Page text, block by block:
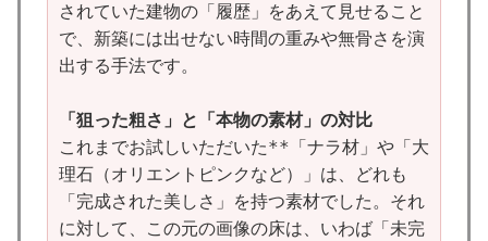
されていた建物の「履歴」をあえて見せること
で、新築には出せない時間の重みや無骨さを演
出する手法です。
「狙った粗さ」と「本物の素材」の対比
これまでお試しいただいた**「ナラ材」や「大
理石（オリエントピンクなど）」は、どれも
「完成された美しさ」を持つ素材でした。それ
に対して、この元の画像の床は、いわば「未完